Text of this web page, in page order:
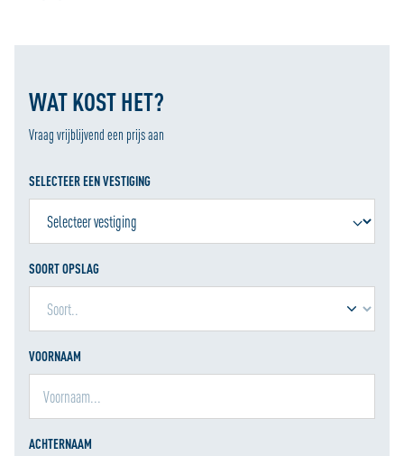
WAT KOST HET?
Vraag vrijblijvend een prijs aan
SELECTEER EEN VESTIGING
SOORT OPSLAG
VOORNAAM
ACHTERNAAM